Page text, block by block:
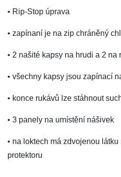
• Rip-Stop úprava
• zapínaní je na zip chráněný
• 2 našité kapsy na hrudi a 2 na
• všechny kapsy jsou zapínací
• konce rukávů lze stáhnout
• 3 panely na umístění nášivek
• na loktech má zdvojenou
protektoru